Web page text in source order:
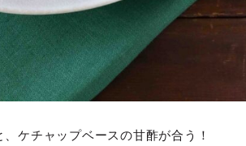
ケチャップベースの甘酢が合う！